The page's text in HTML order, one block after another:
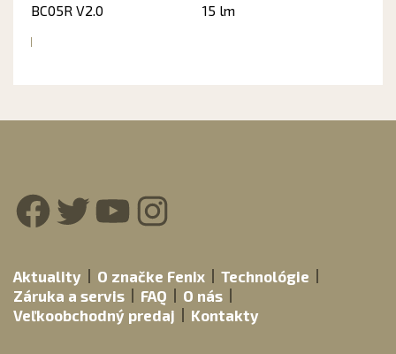
BC05R V2.0 15 lm
Facebook
Twitter
YouTube
Aktuality O značke Fenix
Technológie
Záruka a servis
FAQ
O nás
Veľkoobchodný predaj
Kontakty